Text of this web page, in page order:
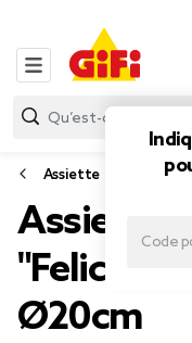
Assiette
Assiette
"Felicita"
Ø20cm